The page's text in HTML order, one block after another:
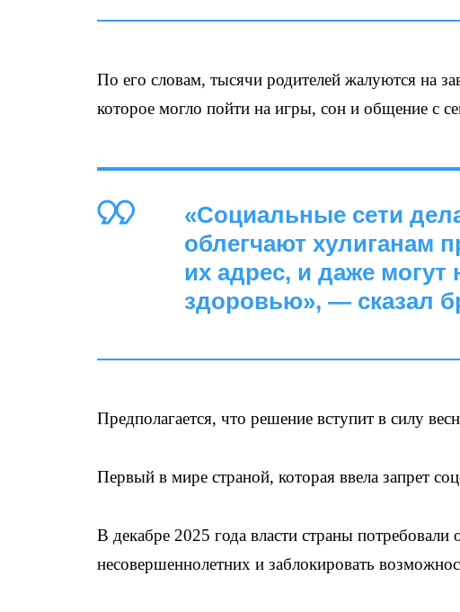
По его словам, тысячи родителей жалуются на
которое могло пойти на игры, сон и общение с
«Социальные сети
облегчают хулиганам
их адрес, и даже могут
здоровью», — сказал
Предполагается, что решение вступит в силу
Первый в мире страной, которая ввела запрет
В декабре 2025 года власти страны
несовершеннолетних и заблокировать